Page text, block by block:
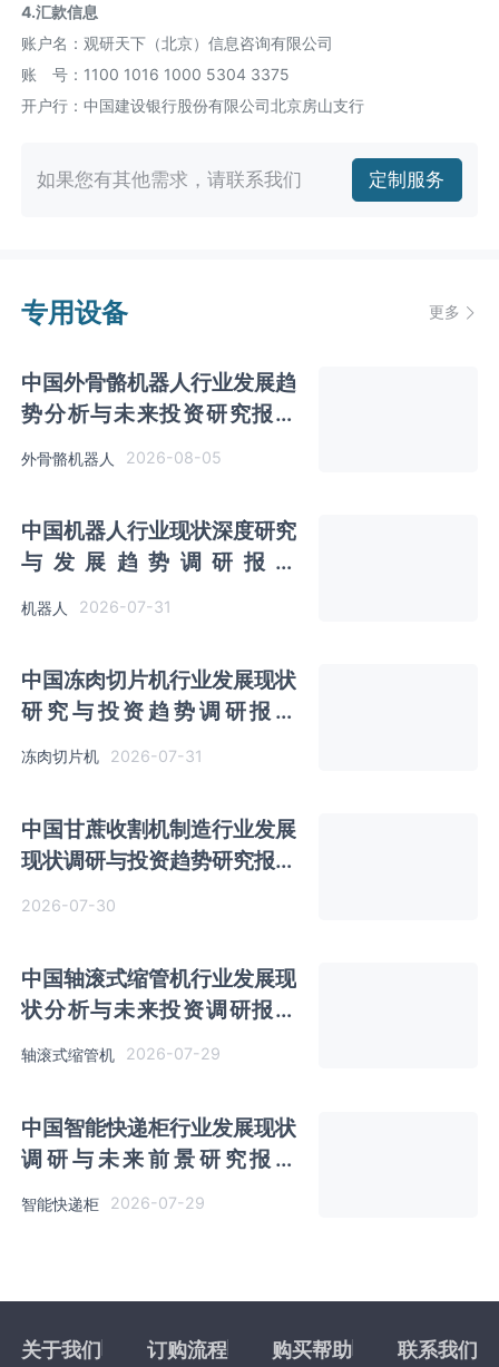
4.汇款信息
账户名：观研天下（北京）信息咨询有限公司
账 号：1100 1016 1000 5304 3375
开户行：中国建设银行股份有限公司北京房山支行
如果您有其他需求，请联系我们 定制服务
专用设备 更多
中国外骨骼机器人行业发展趋
势分析与未来投资研究报告
外骨骼机器人 2026-08-05
中国机器人行业现状深度研究
与发展趋势调研报告
机器人 2026-07-31
中国冻肉切片机行业发展现状
研究与投资趋势调研报告
（2026-2033年）
冻肉切片机 2026-07-31
中国甘蔗收割机制造行业发展
现状调研与投资趋势研究报告
2026-07-30
中国轴滚式缩管机行业发展现
状分析与未来投资调研报告
（2026-2033年）
轴滚式缩管机 2026-07-29
中国智能快递柜行业发展现状
调研与未来前景研究报告
智能快递柜 2026-07-29
关于我们 订购流程 购买帮助 联系我们